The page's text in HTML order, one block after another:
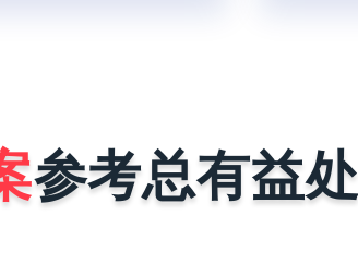
能确定不同行业...
参考总有益处